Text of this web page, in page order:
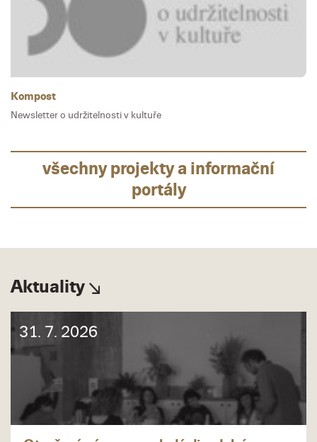
Kompost
Newsletter o udržitelnosti v kultuře
všechny projekty a informační
portály
Aktuality
31. 7. 2026